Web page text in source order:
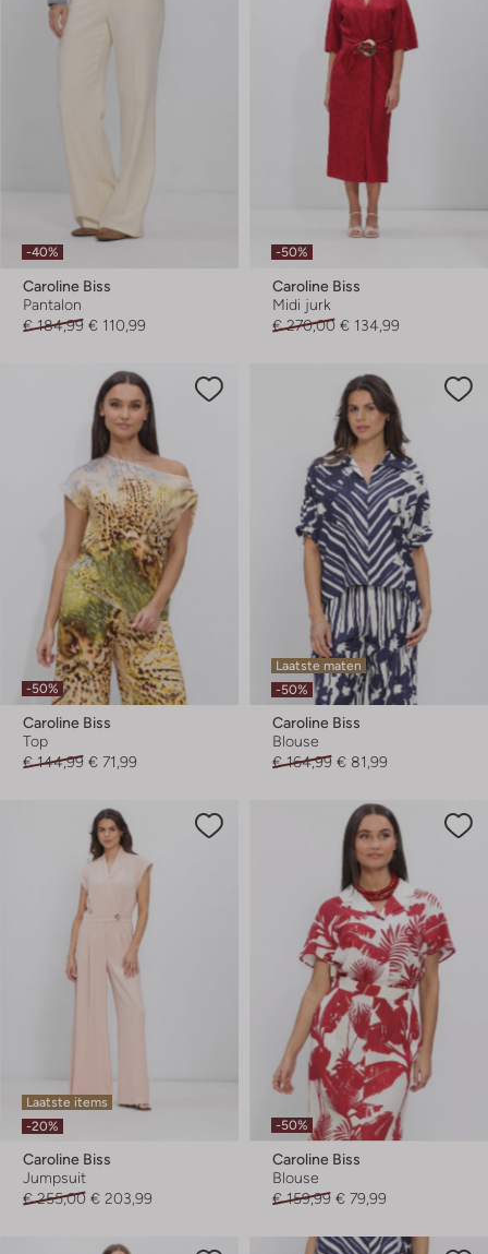
-40%
Caroline Biss
Pantalon
€ 184,99 € 110,99
-50%
Caroline Biss
Midi jurk
€ 270,00 € 134,99
-50%
Caroline Biss
Top
€ 144,99 € 71,99
Laatste maten
-50%
Caroline Biss
Blouse
€ 164,99 € 81,99
Laatste items
-20%
Caroline Biss
Jumpsuit
€ 255,00 € 203,99
-50%
Caroline Biss
Blouse
€ 159,99 € 79,99